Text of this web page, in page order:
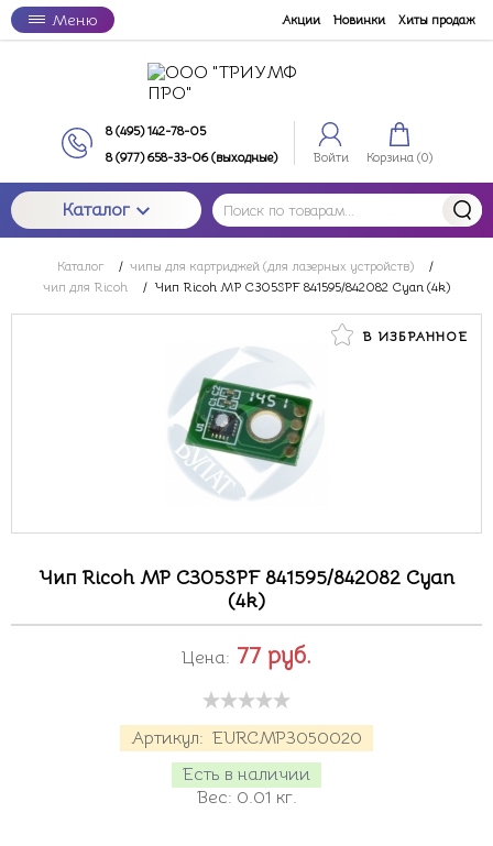
Меню Акции Новинки Хиты продаж
8 (495) 142-78-05
8 (977) 658-33-06 (выходные)
Войти Корзина (0)
Каталог
Каталог / чипы для картриджей (для лазерных устройств)
/
чип для Ricoh
/ Чип Ricoh MP C305SPF 841595/842082 Cyan (4k)
В ИЗБРАННОЕ
Чип Ricoh MP C305SPF 841595/842082 Cyan
(4k)
Артикул: EURCMP3050020
Есть в наличии
Вес: 0.01 кг.
Цена: 77 руб.